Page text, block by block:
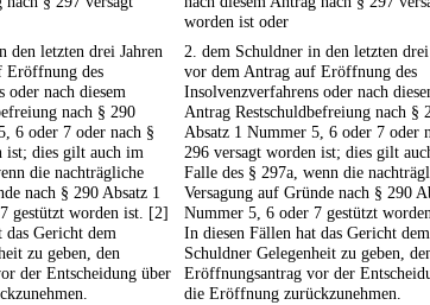
worden ist oder
den letzten drei Jahren
Eröffnung des
oder nach diesem
nach § 290
6 oder 7 oder nach §
ist; dies gilt auch im
die nachträgliche
nach § 290 Absatz 1
gestützt worden ist. [2]
das Gericht dem
zu geben, den
der Entscheidung über
2. dem Schuldner in den letzten drei
vor dem Antrag auf Eröffnung des
Insolvenzverfahrens oder nach
Antrag Restschuldbefreiung nach §
Absatz 1 Nummer 5, 6 oder 7 oder
296 versagt worden ist; dies gilt
Falle des § 297a, wenn die
Versagung auf Gründe nach § 290
Nummer 5, 6 oder 7 gestützt
In diesen Fällen hat das Gericht dem
Schuldner Gelegenheit zu geben,
Eröffnungsantrag vor der
die Eröffnung zurückzunehmen.